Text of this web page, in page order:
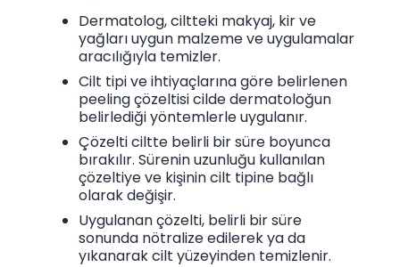
Dermatolog, ciltteki makyaj, kir ve
yağları uygun malzeme ve uygulamalar
aracılığıyla temizler.
Cilt tipi ve ihtiyaçlarına göre belirlenen
peeling çözeltisi cilde dermatoloğun
belirlediği yöntemlerle uygulanır.
Çözelti ciltte belirli bir süre boyunca
bırakılır. Sürenin uzunluğu kullanılan
çözeltiye ve kişinin cilt tipine bağlı
olarak değişir.
Uygulanan çözelti, belirli bir süre
sonunda nötralize edilerek ya da
yıkanarak cilt yüzeyinden temizlenir.